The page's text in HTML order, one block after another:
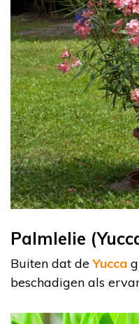
Palmlelie
Buiten dat deYucca
beschadigen als